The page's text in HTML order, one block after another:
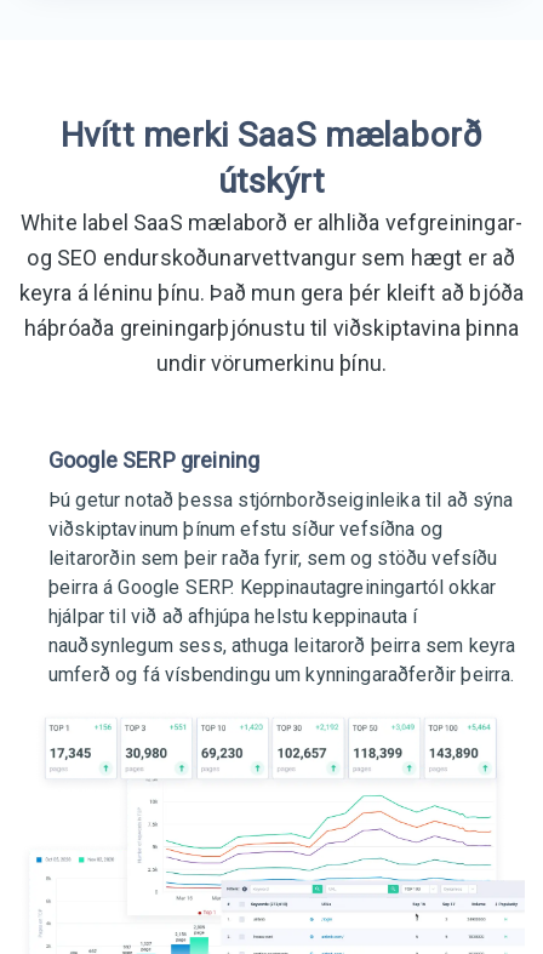
Hvítt merki SaaS mælaborð
útskýrt
White label SaaS mælaborð er alhliða vefgreiningar-
og SEO endurskoðunarvettvangur sem hægt er að
keyra á léninu þínu. Það mun gera þér kleift að bjóða
háþróaða greiningarþjónustu til viðskiptavina þinna
undir vörumerkinu þínu.
Google SERP greining
Þú getur notað þessa stjórnborðseiginleika til að sýna
viðskiptavinum þínum efstu síður vefsíðna og
leitarorðin sem þeir raða fyrir, sem og stöðu vefsíðu
þeirra á Google SERP. Keppinautagreiningartól okkar
hjálpar til við að afhjúpa helstu keppinauta í
nauðsynlegum sess, athuga leitarorð þeirra sem keyra
umferð og fá vísbendingu um kynningaraðferðir þeirra.